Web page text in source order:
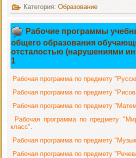
Категория:Образование
Рабочие программы
общего образования
отсталостью (нарушениями
1
Рабочая программа по предмету
Рабочая программа по предмету
Рабочая программа по предмету
Рабочая программа по предмету
класс"
Рабочая программа по предмету
Рабочая программа по предмету